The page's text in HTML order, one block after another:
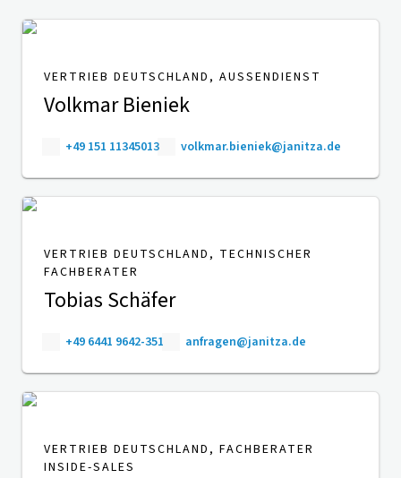
VERTRIEB DEUTSCHLAND, AUSSENDIENST
Volkmar Bieniek
+49 151 11345013 volkmar.bieniek@janitza.de
VERTRIEB DEUTSCHLAND, TECHNISCHER
FACHBERATER
Tobias Schäfer
+49 6441 9642-351 anfragen@janitza.de
VERTRIEB DEUTSCHLAND, FACHBERATER
INSIDE-SALES